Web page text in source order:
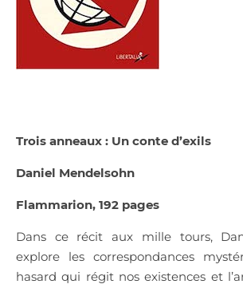
Trois anneaux : Un conte d’exils
Daniel Mendelsohn
Flammarion, 192 pages
Dans ce récit aux mille tours,
explore les correspondances
hasard qui régit nos existences et